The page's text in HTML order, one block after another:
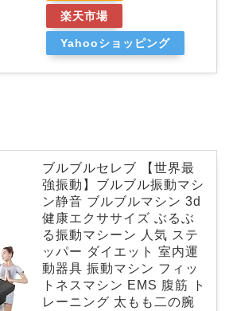
楽天市場
Yahooショッピング
ブルブルセレブ 【世界最
強振動】ブルブル振動マシ
ン静音 ブルブルマシン 3d
健康エクササイズ ぶるぶ
る振動マシーン 人気 ステ
ッパー ダイエット 室内運
動器具 振動マシン フィッ
トネスマシン EMS 腹筋 ト
レーニング 太もも二の腕